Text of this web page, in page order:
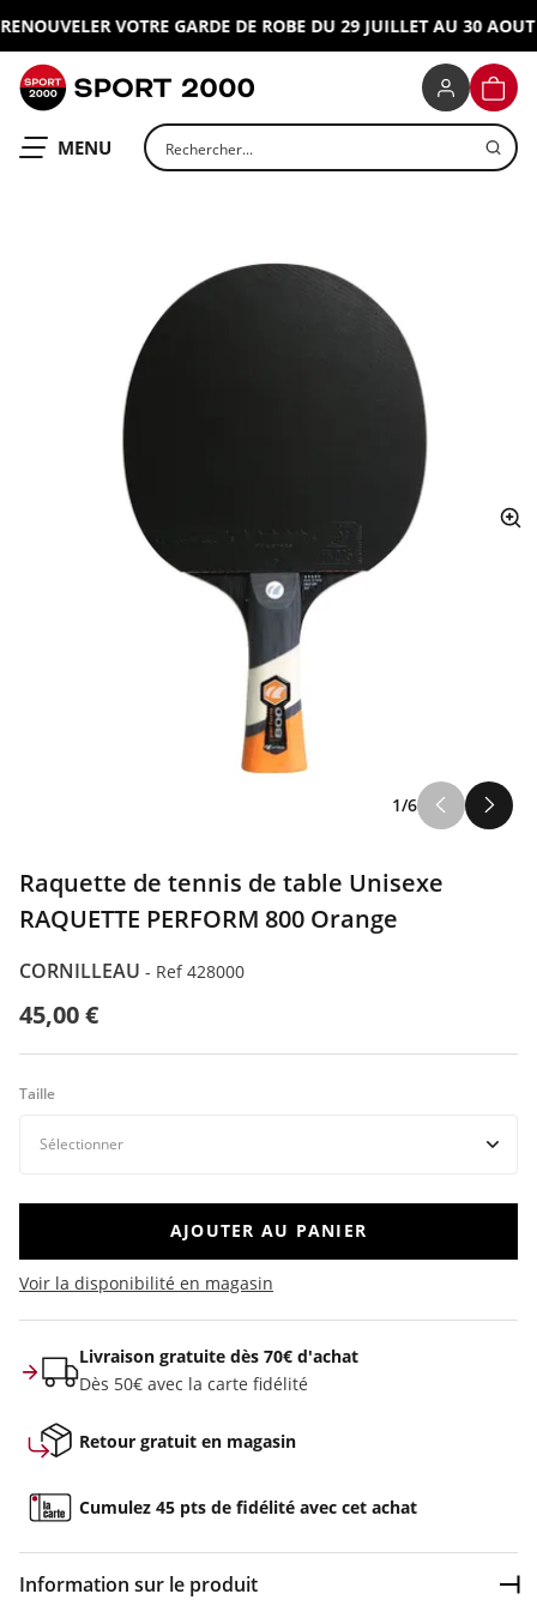
VOTRE GARDE DE ROBE DU 29 JUILLET AU 30 AOUT
OUVRIR LE
MENU Rechercher un produit
1/6
Raquette de tennis de table Unisexe
RAQUETTE PERFORM 800 Orange
CORNILLEAU - Ref 428000
45,00 €
Taille
AJOUTER AU PANIER
Voir la disponibilité en magasin
Livraison gratuite dès 70€ d'achat
Dès 50€ avec la carte fidélité
Retour gratuit en magasin
Cumulez 45 pts de fidélité avec cet achat
Information sur le produit